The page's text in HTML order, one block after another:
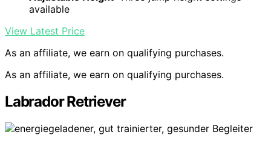
available
View Latest Price
As an affiliate, we earn on qualifying purchases.
As an affiliate, we earn on qualifying purchases.
Labrador Retriever